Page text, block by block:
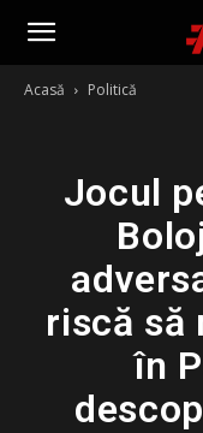
Acasă Politică
Jocul
riscă să
în